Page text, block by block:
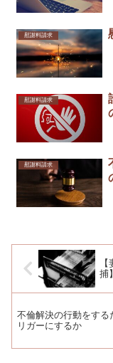
慰謝料請求
慰謝料請求
慰謝料請求
捕】
不倫解決の行動をする
リガーにするか